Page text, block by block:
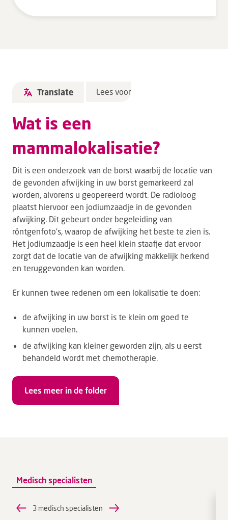
Over ons
Translate Lees voor
Wat is een
mammalokalisatie?
Dit is een onderzoek van de borst waarbij de locatie van
de gevonden afwijking in uw borst gemarkeerd zal
worden, alvorens u geopereerd wordt. De radioloog
plaatst hiervoor een jodiumzaadje in de gevonden
afwijking. Dit gebeurt onder begeleiding van
röntgenfoto’s, waarop de afwijking het beste te zien is.
Het jodiumzaadje is een heel klein staafje dat ervoor
zorgt dat de locatie van de afwijking makkelijk herkend
en teruggevonden kan worden.
Er kunnen twee redenen om een lokalisatie te doen:
de afwijking in uw borst is te klein om goed te
kunnen voelen.
de afwijking kan kleiner geworden zijn, als u eerst
behandeld wordt met chemotherapie.
Lees meer in de folder
Medisch specialisten
3 medisch specialisten